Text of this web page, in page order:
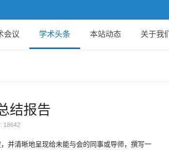
会议 学术头条 本站动态 关于我们
结报告
18642
并清晰地呈现给未能与会的同事或导师，撰写一